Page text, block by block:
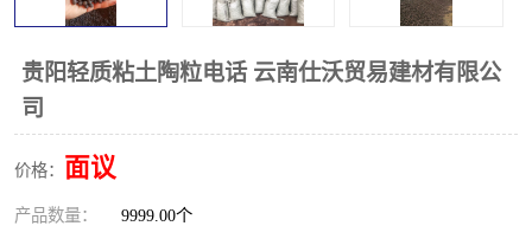
贵阳轻质粘土陶粒电话 云南仕沃贸易建材有限公
司
价格： 面议
产品数量： 9999.00个